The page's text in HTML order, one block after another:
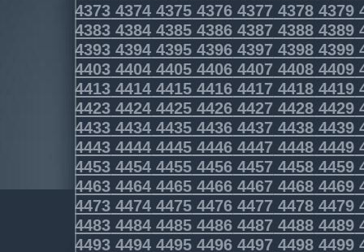
4373 4374 4375 4376 4377 4378 4379
4383 4384 4385 4386 4387 4388 4389
4393 4394 4395 4396 4397 4398 4399
4403 4404 4405 4406 4407 4408 4409
4413 4414 4415 4416 4417 4418 4419
4423 4424 4425 4426 4427 4428 4429
4433 4434 4435 4436 4437 4438 4439
4443 4444 4445 4446 4447 4448 4449
4453 4454 4455 4456 4457 4458 4459
4463 4464 4465 4466 4467 4468 4469
4473 4474 4475 4476 4477 4478 4479
4483 4484 4485 4486 4487 4488 4489
4493 4494 4495 4496 4497 4498 4499